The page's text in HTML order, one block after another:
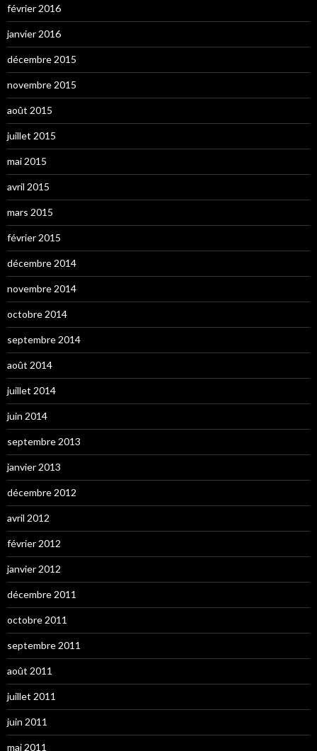
février 2016
janvier 2016
décembre 2015
novembre 2015
août 2015
juillet 2015
mai 2015
avril 2015
mars 2015
février 2015
décembre 2014
novembre 2014
octobre 2014
septembre 2014
août 2014
juillet 2014
juin 2014
septembre 2013
janvier 2013
décembre 2012
avril 2012
février 2012
janvier 2012
décembre 2011
octobre 2011
septembre 2011
août 2011
juillet 2011
juin 2011
mai 2011